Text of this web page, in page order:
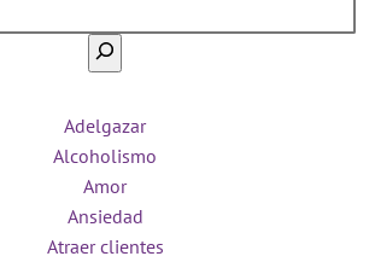
Adelgazar
Alcoholismo
Amor
Ansiedad
Atraer clientes